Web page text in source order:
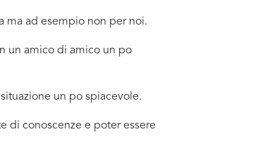
ma ad esempio non per noi.
un amico di amico un po
un po spiacevole.
di conoscenze e poter essere